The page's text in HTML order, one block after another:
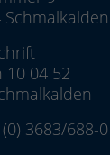
Schmalkalden
10 04 52
3683/688-0